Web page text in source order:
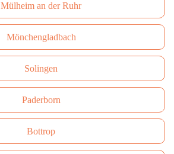
Mülheim an der Ruhr
Mönchengladbach
Solingen
Paderborn
Bottrop